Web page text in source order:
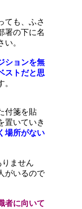
ても、ふさ
署の下に名
。
ションを無
ストだと思
。
付箋を貼
置いていき
場所がない
りません
がいるので
者に向いて